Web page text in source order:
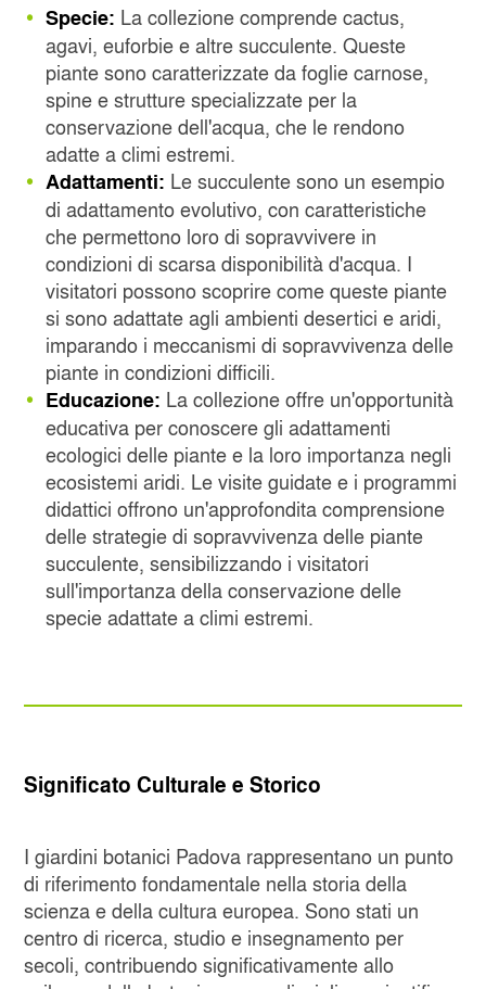
Specie: La collezione comprende cactus,
agavi, euforbie e altre succulente. Queste
piante sono caratterizzate da foglie carnose,
spine e strutture specializzate per la
conservazione dell'acqua, che le rendono
adatte a climi estremi.
Adattamenti: Le succulente sono un esempio
di adattamento evolutivo, con caratteristiche
che permettono loro di sopravvivere in
condizioni di scarsa disponibilità d'acqua. I
visitatori possono scoprire come queste piante
si sono adattate agli ambienti desertici e aridi,
imparando i meccanismi di sopravvivenza delle
piante in condizioni difficili.
Educazione: La collezione offre un'opportunità
educativa per conoscere gli adattamenti
ecologici delle piante e la loro importanza negli
ecosistemi aridi. Le visite guidate e i programmi
didattici offrono un'approfondita comprensione
delle strategie di sopravvivenza delle piante
succulente, sensibilizzando i visitatori
sull'importanza della conservazione delle
specie adattate a climi estremi.
Significato Culturale e Storico
I giardini botanici Padova rappresentano un punto
di riferimento fondamentale nella storia della
scienza e della cultura europea. Sono stati un
centro di ricerca, studio e insegnamento per
secoli, contribuendo significativamente allo